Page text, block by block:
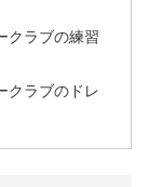
クラブの練習
クラブのドレ